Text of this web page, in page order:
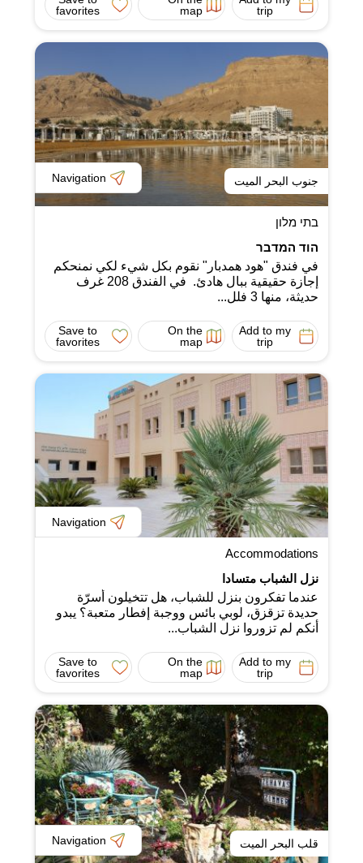
trip
map
favorites
جنوب البحر الميت Navigation
בתי מלון
הוד המדבר
في فندق "هود همدبار" نقوم بكل شيء لكي نمنحكم
إجازة حقيقية ببال هادئ. في الفندق 208 غرف
حديثة، منها 3 فلل...
Add to my
trip
On the
map
Save to
favorites
Navigation
Accommodations
نزل الشباب متسادا
عندما تفكرون بنزل للشباب، هل تتخيلون أسرّة
حديدة تزقزق، لوبي بائس ووجبة إفطار متعبة؟ يبدو
أنكم لم تزوروا نزل الشباب...
Add to my
trip
On the
map
Save to
favorites
قلب البحر الميت Navigation